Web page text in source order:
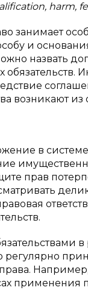
harm,
занимает
и
назвать
обязательств.
возникают из
в
прав
регулярно